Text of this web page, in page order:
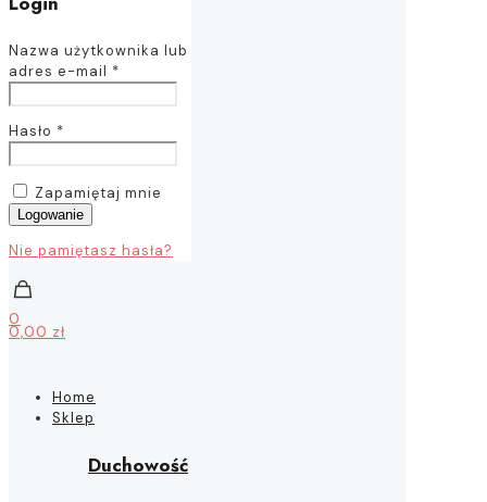
Nazwa użytkownika lub
adres e-mail *
Hasło *
Zapamiętaj mnie
Logowanie
Nie pamiętasz hasła?
0
0,00 zł
Home
Sklep
Duchowość